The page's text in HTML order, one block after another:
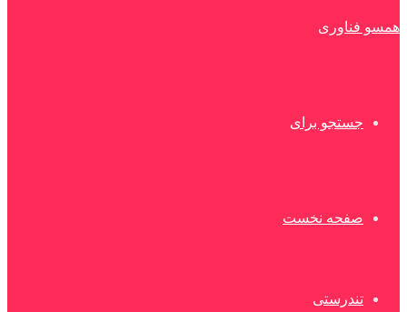
همسو فناوری
جستجو برای
صفحه نخست
تندرستی